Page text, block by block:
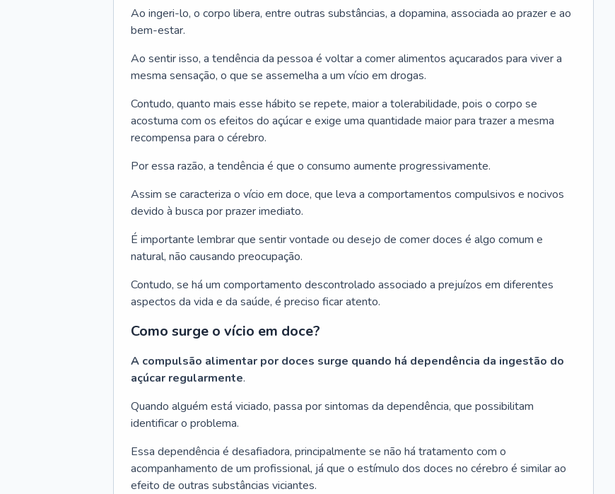
Ao ingeri-lo, o corpo libera, entre outras substâncias, a dopamina, associada ao prazer e ao
bem-estar.
Ao sentir isso, a tendência da pessoa é voltar a comer alimentos açucarados para viver a
mesma sensação, o que se assemelha a um vício em drogas.
Contudo, quanto mais esse hábito se repete, maior a tolerabilidade, pois o corpo se
acostuma com os efeitos do açúcar e exige uma quantidade maior para trazer a mesma
recompensa para o cérebro.
Por essa razão, a tendência é que o consumo aumente progressivamente.
Assim se caracteriza o vício em doce, que leva a comportamentos compulsivos e nocivos
devido à busca por prazer imediato.
É importante lembrar que sentir vontade ou desejo de comer doces é algo comum e
natural, não causando preocupação.
Contudo, se há um comportamento descontrolado associado a prejuízos em diferentes
aspectos da vida e da saúde, é preciso ficar atento.
Como surge o vício em doce?
A compulsão alimentar por doces surge quando há dependência da ingestão do
açúcar regularmente.
Quando alguém está viciado, passa por sintomas da dependência, que possibilitam
identificar o problema.
Essa dependência é desafiadora, principalmente se não há tratamento com o
acompanhamento de um profissional, já que o estímulo dos doces no cérebro é similar ao
efeito de outras substâncias viciantes.